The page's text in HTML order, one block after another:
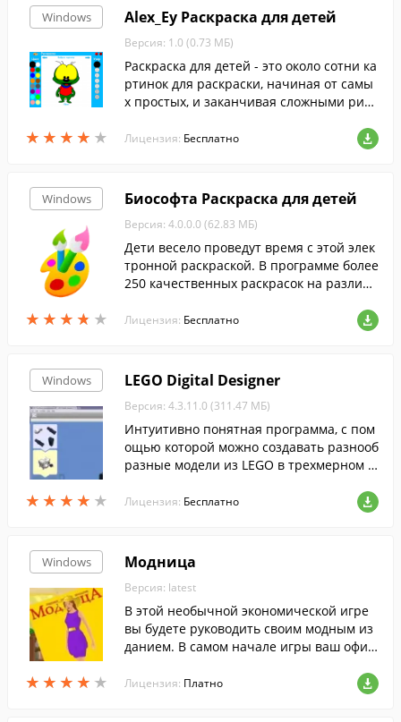
рмливайте хрюшек и индюков, покупайт
е новых животных на близлежащей ярм
арке. Вас ждут красочная трехмерная гр
афика и необычная игровая механика.
Windows
★ ★ ★ ★ ★
★ ★ ★ ★ ★
Alex_Ey Раскраска для детей
Версия: 1.0 (0.73 МБ)
Раскраска для детей - это около сотни ка
ртинок для раскраски, начиная от самы
х простых, и заканчивая сложными рису
Лицензия: Бесплатно
Windows
★ ★ ★ ★ ★
★ ★ ★ ★ ★
Биософта Раскраска для детей
Версия: 4.0.0.0 (62.83 МБ)
Дети весело проведут время с этой элек
тронной раскраской. В программе более
250 качественных раскрасок на различн
ь любые раскраски найденные в Интер
Лицензия: Бесплатно
Windows
★ ★ ★ ★ ★
★ ★ ★ ★ ★
LEGO Digital Designer
Версия: 4.3.11.0 (311.47 МБ)
Интуитивно понятная программа, с пом
ощью которой можно создавать разнооб
разные модели из LEGO в трехмерном о
Лицензия: Бесплатно
Windows
★ ★ ★ ★ ★
★ ★ ★ ★ ★
Модница
Версия: latest
В этой необычной экономической игре
вы будете руководить своим модным из
данием. В самом начале игры ваш офис,
м. Зато позже, когда читатели поймут, ч
то ваш журнал - лучший, вас ждет процв
Лицензия: Платно